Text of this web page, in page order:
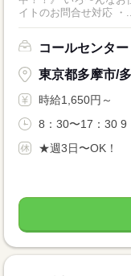
イトのお問合せ対応 ・...
コールセンタ
東京都多摩市/
時給1,650円～
8：30〜17：30 9
★週3日〜OK！